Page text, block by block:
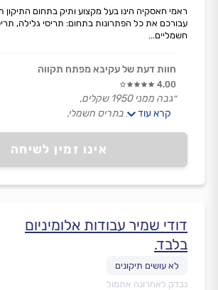
אינו זמין לשיחה
ראמי חאסקיה הינו בעל מקצוע ותיק בתחום התיקון
עבורכם את כל הפתרונות בתחום: תריסי גלילה,
חשמליים...
חוות דעת של עקיבא מפתח תקווה
4.00
״גבה ממני 1950 שקלים,
החלפת מנוע בתריס חשמלי,
קרא עוד
דודי שמיר עבודות אלומיניום
בלבד.
נבדק לאחרונה אתמול